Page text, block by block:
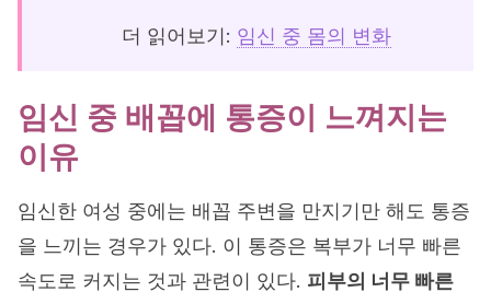
더 읽어보기: 임신 중 몸의 변화
임신 중 배꼽에 통증이 느껴지는
이유
임신한 여성 중에는 배꼽 주변을 만지기만 해도 통증
을 느끼는 경우가 있다. 이 통증은 복부가 너무 빠른
속도로 커지는 것과 관련이 있다. 피부의 너무 빠른